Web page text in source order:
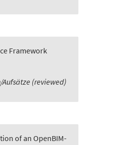
Framework
(reviewed)
of an OpenBIM-